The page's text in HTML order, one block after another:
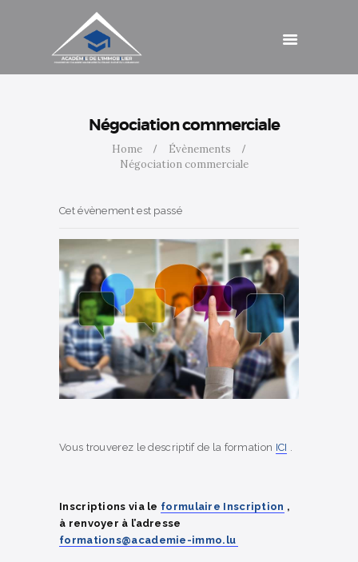
Négociation commerciale
Home
Évènements
Négociation commerciale
Catalogue de
formations
Agenda
Cotisations
Accès
Cet évènement est passé
Vous trouverez le descriptif de la formation ICI
Inscriptions via le formulaire Inscription ,
à renvoyer à l’adresse
formations@academie-immo.lu